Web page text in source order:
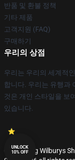
반품 및 환불 정책
기타 제품
고객지원 (FAQ)
구매하기
우리의 상점
우리는 우리의 세계적
합니다. 우리는 유행과
것은 개인 스타일을 보
있습니다.
© Traveling Wilburys
UNLOCK
10% OFF